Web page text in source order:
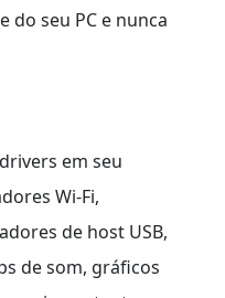
do seu PC e nunca
em seu
Wi-Fi,
de host USB,
de som, gráficos